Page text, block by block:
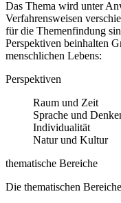
Das Thema wird unter
Verfahrensweisen
für die Themenfindung
Perspektiven beinhalten
menschlichen Lebens:
Perspektiven
Raum und Zeit
Sprache und
Individualität
Natur und Kultur
thematische Bereiche
Die thematischen